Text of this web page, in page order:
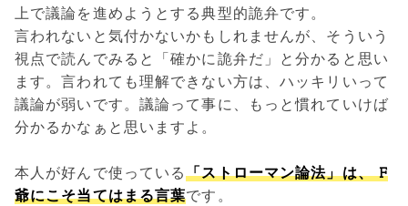
上で議論を進めようとする典型的詭弁です。
言われないと気付かないかもしれませんが、そういう
視点で読んでみると「確かに詭弁だ」と分かると思い
ます。言われても理解できない方は、ハッキリいって
議論が弱いです。議論って事に、もっと慣れていけば
分かるかなぁと思いますよ。
本人が好んで使っている「ストローマン論法」は、 F
爺にこそ当てはまる言葉です。